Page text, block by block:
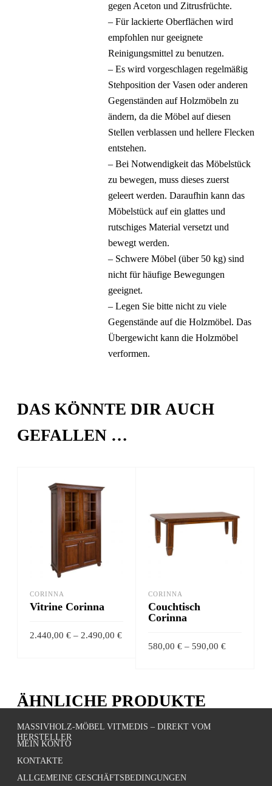
gegen Aceton und Zitrusfrüchte.
– Für lackierte Oberflächen wird
empfohlen nur geeignete
Reinigungsmittel zu benutzen.
– Es wird vorgeschlagen regelmäßig
Stehposition der Vasen oder anderen
Gegenständen auf Holzmöbeln zu
ändern, da die Möbel auf diesen
Stellen verblassen und hellere Flecken
entstehen.
– Bei Notwendigkeit das Möbelstück
zu bewegen, muss dieses zuerst
geleert werden. Daraufhin kann das
Möbelstück auf ein glattes und
rutschiges Material versetzt und
bewegt werden.
– Schwere Möbel (über 50 kg) sind
nicht für häufige Bewegungen
geeignet.
– Legen Sie bitte nicht zu viele
Gegenstände auf die Holzmöbel. Das
Übergewicht kann die Holzmöbel
verformen.
DAS KÖNNTE DIR AUCH
GEFALLEN …
CORINNA
Vitrine Corinna
2.440,00€ –2.490,00€2.440,00 €
mehrere
Varianten
Optionen
CORINNA
Couchtisch
Corinna
580,00 € – 590,00 €580,00 €
ÄHNLICHE PRODUKTE
MASSIVHOLZ-MÖBEL VITMEDIS – DIREKT VOM
HERSTELLER
MEIN KONTO
KONTAKTE
ALLGEMEINE GESCHÄFTSBEDINGUNGEN